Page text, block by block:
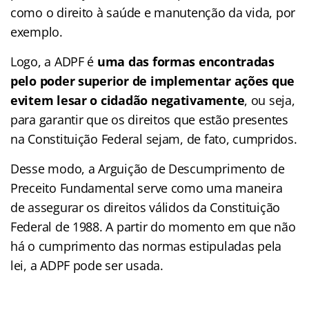
como o direito à saúde e manutenção da vida, por
exemplo.
Logo, a ADPF é uma das formas encontradas
pelo poder superior de implementar ações que
evitem lesar o cidadão negativamente, ou seja,
para garantir que os direitos que estão presentes
na Constituição Federal sejam, de fato, cumpridos.
Desse modo, a Arguição de Descumprimento de
Preceito Fundamental serve como uma maneira
de assegurar os direitos válidos da Constituição
Federal de 1988. A partir do momento em que não
há o cumprimento das normas estipuladas pela
lei, a ADPF pode ser usada.